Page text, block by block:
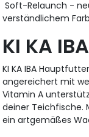
Soft-Relaunch -
verständlichem
KI KA
KI KA IBA
angereichert mit
Vitamin A
deiner Teichfische.
ein artgemäßes